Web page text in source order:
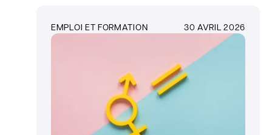
EMPLOI ET FORMATION 30 AVRIL 2026